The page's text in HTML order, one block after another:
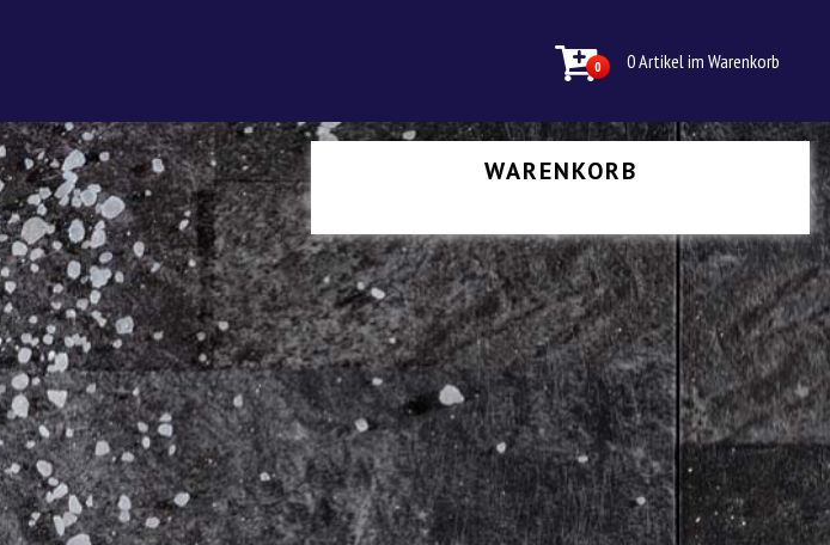
0 0 Artikel im Warenkorb
WARENKORB